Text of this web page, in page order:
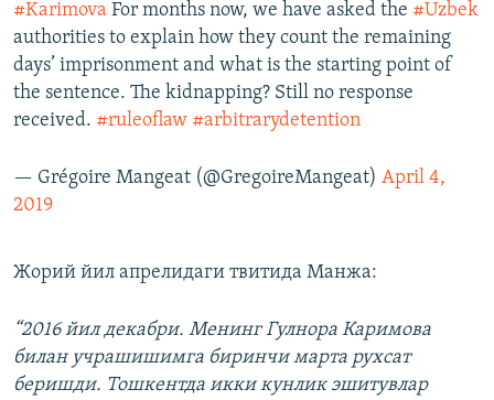
#Karimova For months now, we have asked the #Uzbek
authorities to explain how they count the remaining
days’ imprisonment and what is the starting point of
the sentence. The kidnapping? Still no response
received. #ruleoflaw #arbitrarydetention
— Grégoire Mangeat (@GregoireMangeat) April 4,
2019
Жорий йил апрелидаги твитида Манжа:
“2016 йил декабри. Менинг Гулнора Каримова
билан учрашишимга биринчи марта рухсат
беришди. Тошкентда икки кунлик эшитувлар